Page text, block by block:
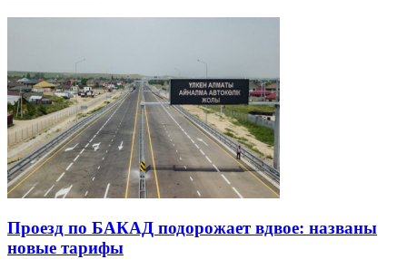
Проезд по БАКАД подорожает вдвое: названы
новые тарифы